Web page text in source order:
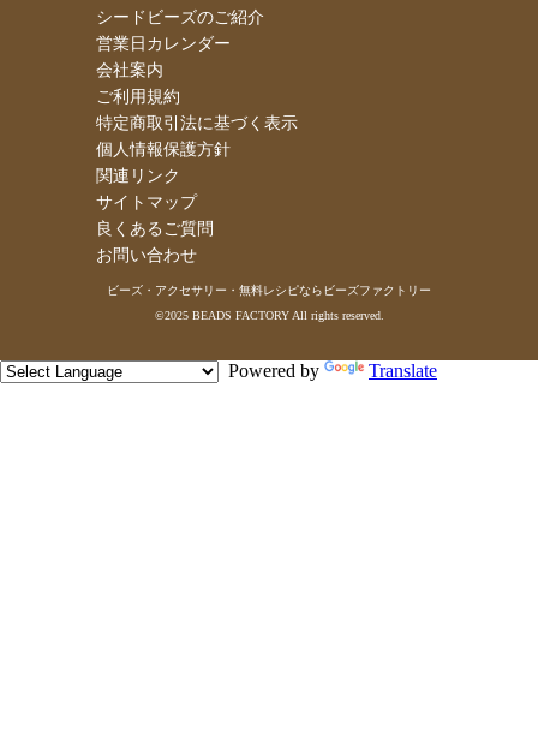
シードビーズのご紹介
営業日カレンダー
会社案内
ご利用規約
特定商取引法に基づく表示
個人情報保護方針
関連リンク
サイトマップ
良くあるご質問
お問い合わせ
ビーズ・アクセサリー・無料レシピならビーズファクトリー
©2025 BEADS FACTORY All rights reserved.
Powered by Translate